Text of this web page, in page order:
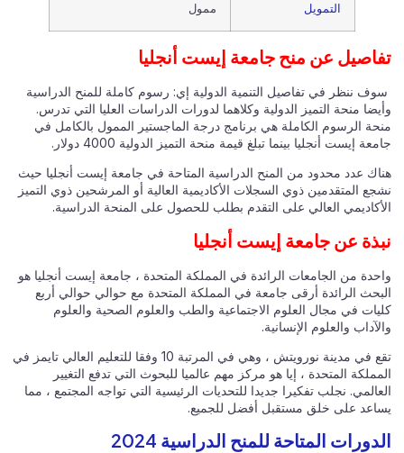
التمويل ممول
تفاصيل عن منح جامعة إيست أنجليا
سوف ننظر في تفاصيل التنمية الدولية إي: رسوم كاملة للمنح الدراسية
وأيضا منحة التميز الدولية وكلاهما لدورات الدراسات العليا التي تدرس.
منحة الرسوم الكاملة هي برنامج درجة الماجستير الممول بالكامل في
جامعة إيست أنجليا بينما تبلغ قيمة منحة التميز الدولية 4000 دولار.
هناك عدد محدود من المنح الدراسية المتاحة في جامعة إيست أنجليا حيث
نشجع المتقدمين ذوي السجلات الأكاديمية العالية أو المرشحين ذوي التميز
الأكاديمي العالي على التقدم بطلب للحصول على المنحة الدراسية.
نبذة عن جامعة إيست أنجليا
واحدة من الجامعات الرائدة في المملكة المتحدة ، جامعة إيست أنجليا هو
البحث الرائدة أرقى جامعة في المملكة المتحدة مع حوالي حوالي أربع
كليات في مجال العلوم الاجتماعية والطب والعلوم الصحية والعلوم
والآداب والعلوم الإنسانية.
تقع في مدينة نورويتش ، وهي في المرتبة 10 وفقا للتعليم العالي تايمز في
المملكة المتحدة ، إيا هو مركز مهم عالميا للبحوث التي تدفع التغيير
العالمي. نجلب تفكيرا جديدا للتحديات الرئيسية التي تواجه المجتمع ، مما
يساعد على خلق مستقبل أفضل للجميع.
الدورات المتاحة للمنح الدراسية 2024